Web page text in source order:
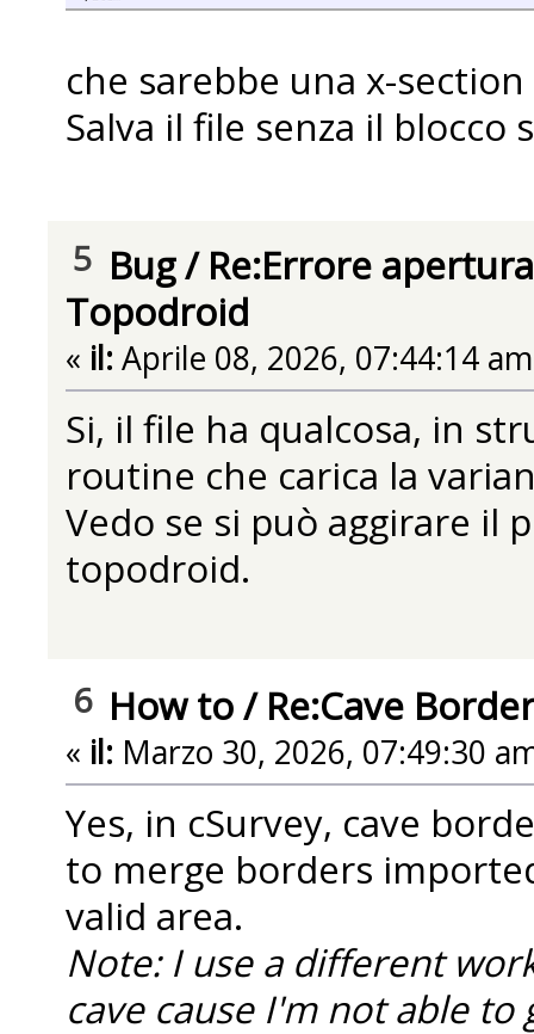
che sarebbe una x-
Salva il file senza il
5 Bug/ Re:Errore
Topodroid
« il: Aprile 08, 2026, 07:44:14
Si, il file ha qualcosa, in
routine che carica la
Vedo se si può aggirare il
topodroid.
6 How to/ Re:Cave
« il: Marzo 30, 2026, 07:49:30
Yes, in cSurvey, cave
to merge borders
valid area.
Note: I use a different
cave cause I'm not able